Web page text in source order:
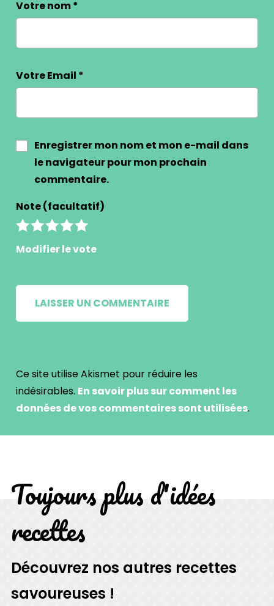
Votre nom*
Votre Email *
Enregistrer mon nom et mon e-mail dans
le navigateur pour mon prochain
commentaire.
Note (facultatif)
Modifier le vote
Ce site utilise Akismet pour réduire les
indésirables. En savoir plus sur comment les
données de vos commentaires sont utilisées.
Toujours plus d'idées
recettes
Découvrez nos autres recettes
savoureuses !